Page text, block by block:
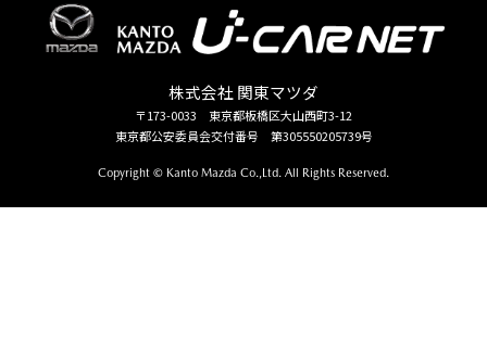
株式会社 関東マツダ
〒173-0033 東京都板橋区大山西町3-12
東京都公安委員会交付番号 第305550205739号
Copyright © Kanto Mazda Co.,Ltd. All Rights Reserved.